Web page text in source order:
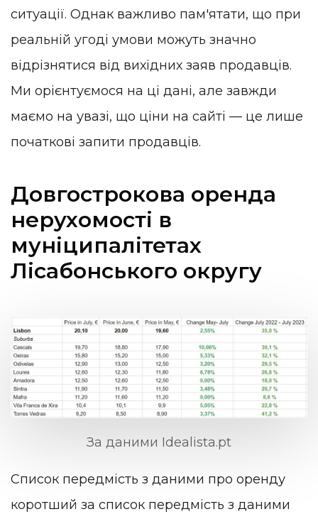
ситуації. Однак важливо пам'ятати, що при
реальній угоді умови можуть значно
відрізнятися від вихідних заяв продавців.
Ми орієнтуємося на ці дані, але завжди
маємо на увазі, що ціни на сайті — це лише
початкові запити продавців.
Довгострокова оренда
нерухомості в
муніципалітетах
Лісабонського округу
За даними Idealista.pt
Список передмість з даними про оренду
коротший за список передмість з даними